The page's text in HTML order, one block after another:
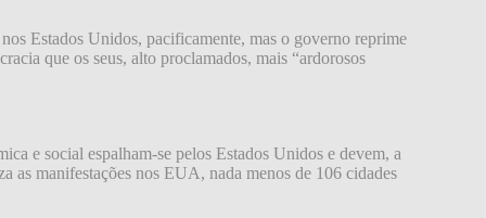
Estados Unidos, pacificamente, mas o governo reprime
que os seus, alto proclamados, mais “ardorosos
e social espalham-se pelos Estados Unidos e devem, a
as manifestações nos EUA, nada menos de 106 cidades